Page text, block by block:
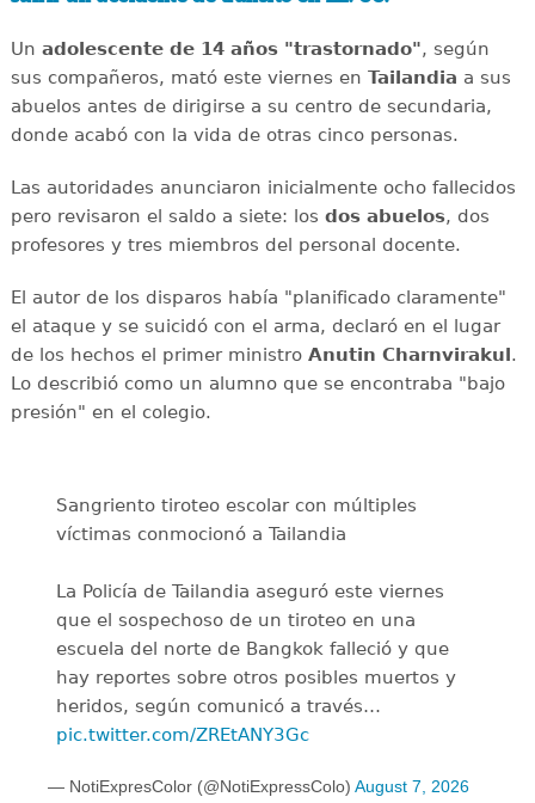
Un adolescente de 14 años "trastornado", según
sus compañeros, mató este viernes en Tailandia a sus
abuelos antes de dirigirse a su centro de secundaria,
donde acabó con la vida de otras cinco personas.
Las autoridades anunciaron inicialmente ocho fallecidos
pero revisaron el saldo a siete: los dos abuelos, dos
profesores y tres miembros del personal docente.
El autor de los disparos había "planificado claramente"
el ataque y se suicidó con el arma, declaró en el lugar
de los hechos el primer ministro Anutin Charnvirakul.
Lo describió como un alumno que se encontraba "bajo
presión" en el colegio.
Sangriento tiroteo escolar con múltiples
víctimas conmocionó a Tailandia
La Policía de Tailandia aseguró este viernes
que el sospechoso de un tiroteo en una
escuela del norte de Bangkok falleció y que
hay reportes sobre otros posibles muertos y
heridos, según comunicó a través…
pic.twitter.com/ZREtANY3Gc
— NotiExpresColor (@NotiExpressColo) August 7, 2026